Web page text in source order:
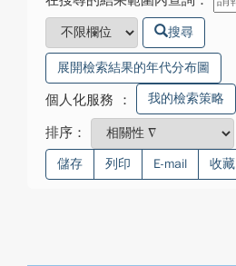
搜尋
展開檢索結果的年代分布圖
個人化服務 ： 我的檢索策略
排序：
儲存 列印 E-mail 收藏